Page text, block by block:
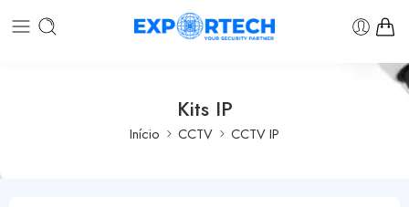
Kits IP
Início CCTV CCTV IP